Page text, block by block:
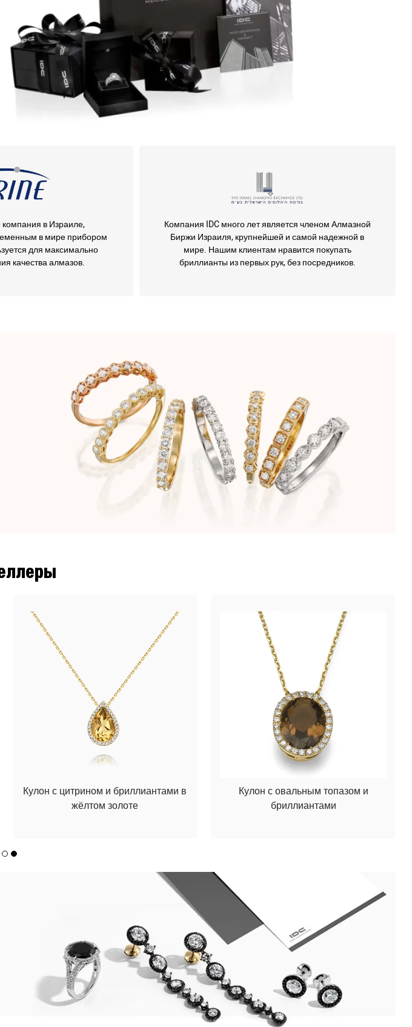
компания в Израиле,
в мире прибором
для максимально
качества алмазов.
Компания IDC много лет является членом Алмазной
Биржи Израиля, крупнейшей и самой надежной в
мире. Нашим клиентам нравится покупать
бриллианты из первых рук, без посредников.
Кулон с овальным топазом и
бриллиантами
Кулон с цитрином и бриллиантами в
жёлтом золоте